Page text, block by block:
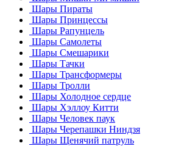
Шары Пираты
Шары Принцессы
Шары Рапунцель
Шары Самолеты
Шары Смешарики
Шары Тачки
Шары Трансформеры
Шары Тролли
Шары Холодное сердце
Шары Хэллоу Китти
Шары Человек паук
Шары Черепашки Ниндзя
Шары Щенячий патруль